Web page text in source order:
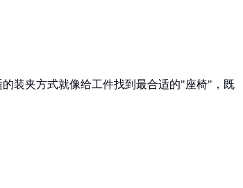
装夹方式就像给工件找到最合适的"座椅"，既